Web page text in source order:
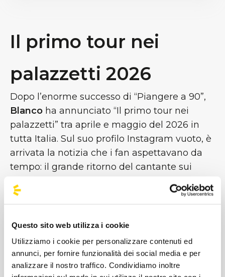
Questo sito web utilizza i cookie
Utilizziamo i cookie per personalizzare contenuti ed
annunci, per fornire funzionalità dei social media e per
analizzare il nostro traffico. Condividiamo inoltre
Il primo tour nei
palazzetti 2026
Dopo l’enorme successo di “Piangere a 90”,
Blanco ha annunciato “Il primo tour nei
palazzetti” tra aprile e maggio del 2026 in
tutta Italia. Sul suo profilo Instagram vuoto, è
arrivata la notizia che i fan aspettavano da
tempo: il grande ritorno del cantante sui
prepararsi e ascoltare in loop le canzoni da
ad uno show intenso che unisce l’energia
cruda e la fragilità spietata della sua nuova
fase artistica?! Noi ti aspettiamo a bordo! ;)